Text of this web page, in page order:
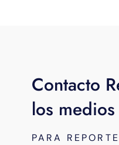
Contacto
los medios
PARA